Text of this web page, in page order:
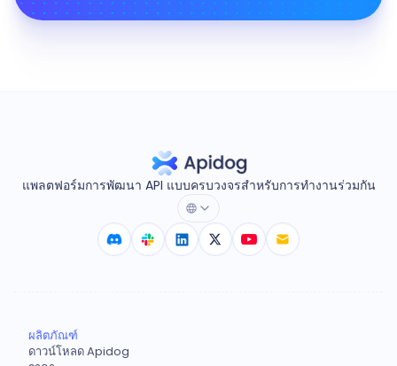
แพลตฟอร์มการพัฒนา API แบบครบวงจรสำหรับการทำงานร่วมกัน
ผลิตภัณฑ์
ดาวน์โหลด Apidog